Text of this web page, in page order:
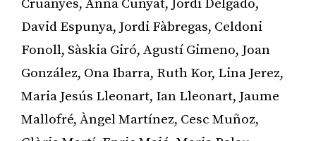
Cruanyes, Anna Cunyat, Jordi Delgado,
David Espunya, Jordi Fàbregas, Celdoni
Fonoll, Sàskia Giró, Agustí Gimeno, Joan
González, Ona Ibarra, Ruth Kor, Lina Jerez,
Maria Jesús Lleonart, Ian Lleonart, Jaume
Mallofré, Àngel Martínez, Cesc Muñoz,